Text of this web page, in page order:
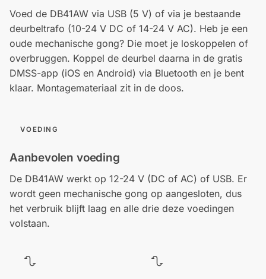
Voed de DB41AW via USB (5 V) of via je bestaande
deurbeltrafo (10-24 V DC of 14-24 V AC). Heb je een
oude mechanische gong? Die moet je loskoppelen of
overbruggen. Koppel de deurbel daarna in de gratis
DMSS-app (iOS en Android) via Bluetooth en je bent
klaar. Montagemateriaal zit in de doos.
VOEDING
Aanbevolen voeding
De DB41AW werkt op 12-24 V (DC of AC) of USB. Er
wordt geen mechanische gong op aangesloten, dus
het verbruik blijft laag en alle drie deze voedingen
volstaan.